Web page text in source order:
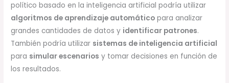
político basado en la inteligencia artificial podría utilizar
algoritmos de aprendizaje automático para analizar
grandes cantidades de datos y identificar patrones.
También podría utilizar sistemas de inteligencia artificial
para simular escenarios y tomar decisiones en función de
los resultados.